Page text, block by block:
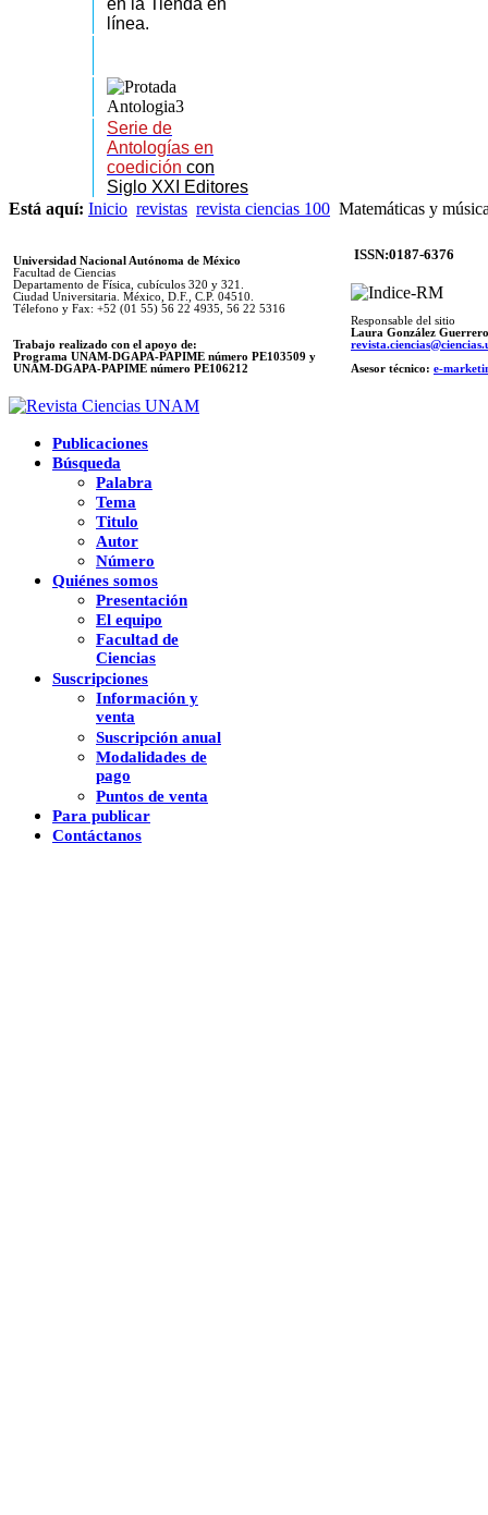
línea.
Serie de
Antologías en
coedición con
Siglo XXI Editores
Está aquí: Inicio revistas revista ciencias 100 Matemáticas y
Universidad Nacional Autónoma de México
Facultad de Ciencias
Departamento de Física, cubículos 320 y 321.
Ciudad Universitaria. México, D.F., C.P. 04510.
Télefono y Fax: +52 (01 55) 56 22 4935, 56 22 5316
Trabajo realizado con el apoyo de:
Programa UNAM-DGAPA-PAPIME número PE103509 y
UNAM-DGAPA-PAPIME número PE106212
ISSN:0187-6376
Responsable del sitio
Laura González Guerrero
Asesor técnico: e-
Publicaciones
Búsqueda
Palabra
Tema
Titulo
Autor
Número
Quiénes somos
Presentación
El equipo
Facultad de
Ciencias
Suscripciones
Información y
venta
Suscripción anual
Modalidades de
pago
Puntos de venta
Para publicar
Contáctanos